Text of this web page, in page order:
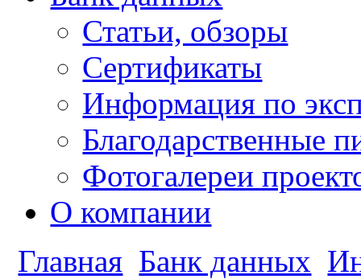
Статьи, обзоры
Сертификаты
Информация по
Благодарственные
Фотогалереи
О компании
Главная Банк данных